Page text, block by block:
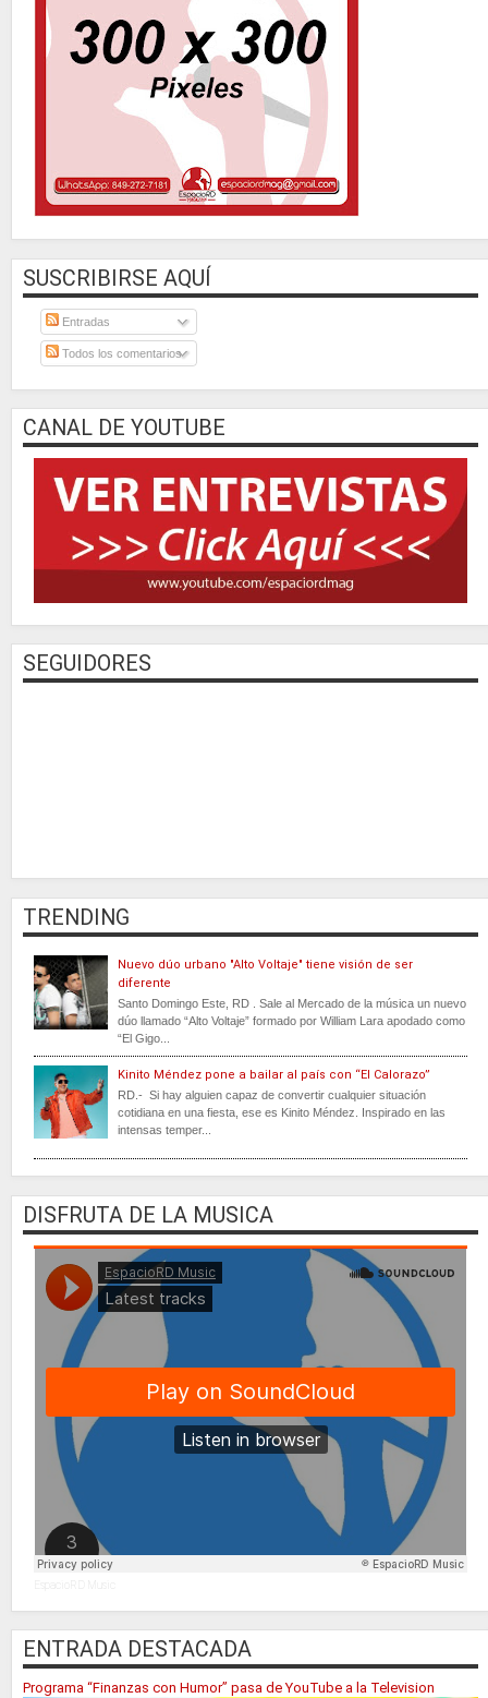
SUSCRIBIRSE AQUÍ
Entradas
Todos los comentarios
CANAL DE YOUTUBE
SEGUIDORES
TRENDING
Nuevo dúo urbano "Alto Voltaje" tiene visión de ser
diferente
Santo Domingo Este, RD . Sale al Mercado de la música un nuevo
dúo llamado “Alto Voltaje” formado por William Lara apodado como
“El Gigo...
Kinito Méndez pone a bailar al país con “El Calorazo”
RD.- Si hay alguien capaz de convertir cualquier situación
cotidiana en una fiesta, ese es Kinito Méndez. Inspirado en las
intensas temper...
DISFRUTA DE LA MUSICA
ENTRADA DESTACADA
Programa “Finanzas con Humor” pasa de YouTube a la Television